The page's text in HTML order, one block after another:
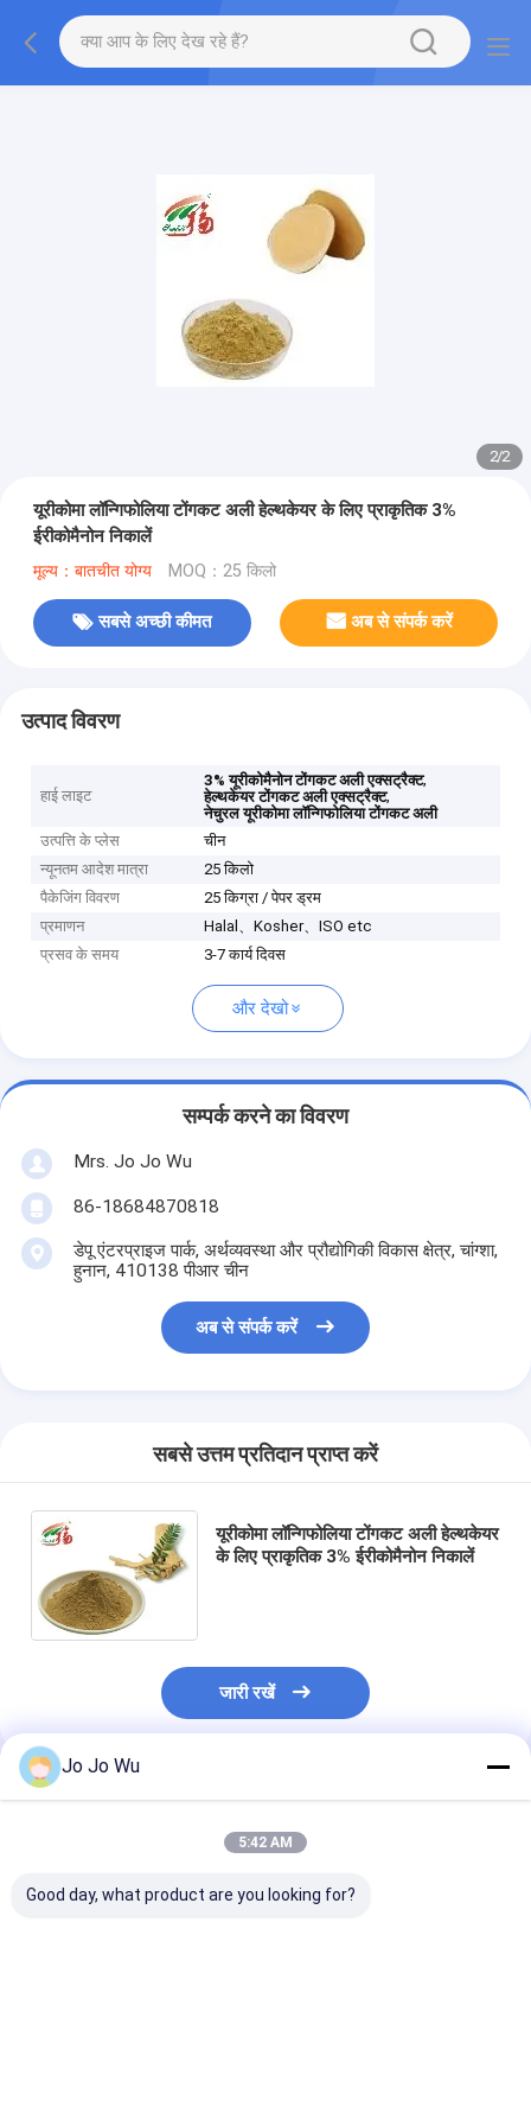
2/2
यूरीकोमा लॉन्गिफोलिया टोंगकट अली हेल्थकेयर के लिए प्राकृतिक 3%
ईरीकोमैनोन निकालें
मूल्य：बातचीत योग्य MOQ：25 किलो
सबसे अच्छी कीमत अब से संपर्क करें
उत्पाद विवरण
हाई लाइट
3% यूरीकोमैनोन टोंगकट अली एक्सट्रैक्ट,
हेल्थकेयर टोंगकट अली एक्सट्रैक्ट,
नेचुरल यूरीकोमा लॉन्गिफोलिया टोंगकट अली
उत्पत्ति के प्लेस
चीन
न्यूनतम आदेश मात्रा
25 किलो
पैकेजिंग विवरण
25 किग्रा / पेपर ड्रम
प्रमाणन
Halal、Kosher、ISO etc
प्रसव के समय
3-7 कार्य दिवस
और देखो
सम्पर्क करने का विवरण
Mrs. Jo Jo Wu
86-18684870818
डेपू एंटरप्राइज पार्क, अर्थव्यवस्था और प्रौद्योगिकी विकास क्षेत्र, चांग्शा,
हुनान, 410138 पीआर चीन
अब से संपर्क करें
सबसे उत्तम प्रतिदान प्राप्त करें
यूरीकोमा लॉन्गिफोलिया टोंगकट अली हेल्थकेयर
के लिए प्राकृतिक 3% ईरीकोमैनोन निकालें
जारी रखें
अनुशंसित उत्पाद
Jo Jo Wu
5:42 AM
Good day, what product are you looking for?